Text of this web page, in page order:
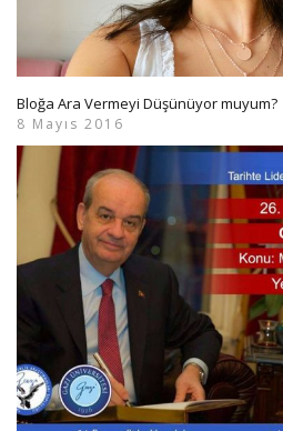
Bloğa Ara Vermeyi Düşünüyor muyum?
8 Mayıs 2016